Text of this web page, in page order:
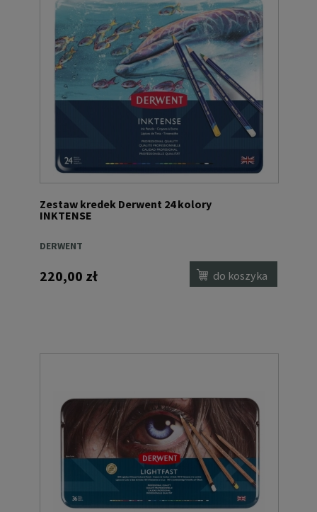
Zestaw kredek Derwent 24 kolory
INKTENSE
DERWENT
220,00 zł do koszyka